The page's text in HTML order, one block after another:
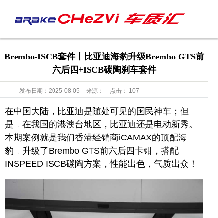
Brembo-ISCB套件丨比亚迪海豹升级Brembo GTS前
六后四+ISCB碳陶刹车套件
发布日期： 2025-08-05 来源： 点击： 107
在中国大陆，比亚迪是随处可见的国民神车；但
是，在我国的港澳台地区，比亚迪还是电动新秀。
本期案例就是我们香港经销商iCAMAX的顶配海
豹，升级了Brembo GTS前六后四卡钳，搭配
INSPEED ISCB碳陶方案，性能出色，气质出众！